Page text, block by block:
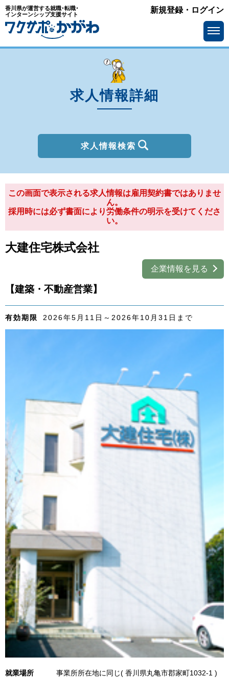
香川県が運営する就職･転職･
インターンシップ支援サイト
新規登録・ログイン
求人情報詳細
求人情報検索
種別を選ぶ
基本給を選ぶ
転勤の有無 で選ぶ
外国人材採用で選ぶ
検索
閉じる
この画面で表示される求人情報は雇用契約書ではありませ
ん。
採用時には必ず書面により労働条件の明示を受けてくださ
い。
大建住宅株式会社
【建築・不動産営業】
企業情報を見る
有効期限 2026年5月11日～2026年10月31日まで
就業場所 事業所所在地に同じ( 香川県丸亀市郡家町1032-1 )